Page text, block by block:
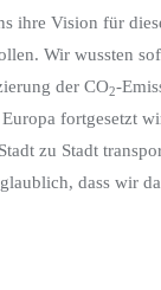
ihre Vision für
Wir wussten
der CO2-
fortgesetzt
zu Stadt
dass wir